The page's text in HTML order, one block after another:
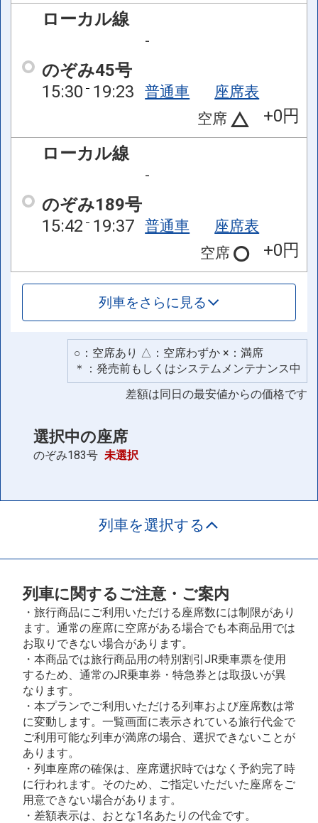
ローカル線
-
のぞみ45号
15:30 19:23 普通車
座席表
空席
+0円
ローカル線
-
のぞみ189号
15:42 19:37 普通車
座席表
空席
+0円
列車をさらに見る
○：空席あり △：空席わずか ×：満席
＊：発売前もしくはシステムメンテナンス中
差額は同日の最安値からの価格です
選択中の座席
のぞみ183号 未選択
列車を選択する
列車に関するご注意・ご案内
・旅行商品にご利用いただける座席数には制限があり
ます。通常の座席に空席がある場合でも本商品用では
お取りできない場合があります。
・本商品では旅行商品用の特別割引JR乗車票を使用
するため、通常のJR乗車券・特急券とは取扱いが異
なります。
・本プランでご利用いただける列車および座席数は常
に変動します。一覧画面に表示されている旅行代金で
ご利用可能な列車が満席の場合、選択できないことが
あります。
・列車座席の確保は、座席選択時ではなく予約完了時
に行われます。そのため、ご指定いただいた座席をご
用意できない場合があります。
・差額表示は、おとな1名あたりの代金です。